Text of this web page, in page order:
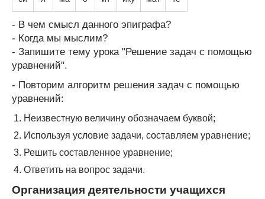
- В чем смысл данного эпиграфа?
- Когда мы мыслим?
- Запишите тему урока "Решение задач с помощью
уравнений".
- Повторим алгоритм решения задач с помощью
уравнений:
Неизвестную величину обозначаем буквой;
Используя условие задачи, составляем уравнение;
Решить составленное уравнение;
Ответить на вопрос задачи.
Организация деятельности учащихся